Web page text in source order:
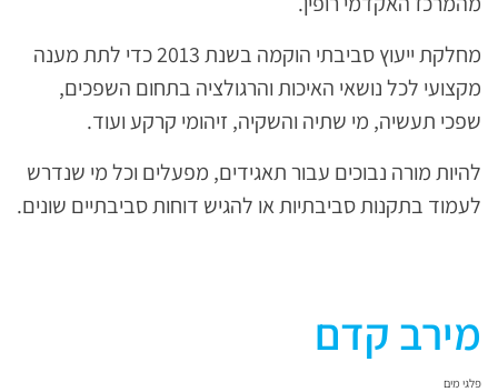
מחלקת ייעוץ סביבתי הוקמה בשנת 2013 כדי לתת מענה
מקצועי לכל נושאי האיכות והרגולציה בתחום השפכים,
שפכי תעשיה, מי שתיה והשקיה, זיהומי קרקע ועוד.
להיות מורה נבוכים עבור תאגידים, מפעלים וכל מי שנדרש
לעמוד בתקנות סביבתיות או להגיש דוחות סביבתיים שונים.
מירב קדם
פלגי מים